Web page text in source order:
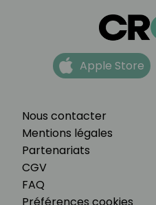
Nous contacter
Mentions légales
Partenariats
CGV
FAQ
Préférences cookies
Apple Store